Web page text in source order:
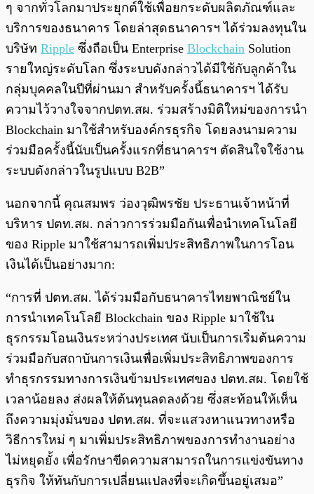
ๆ จากทั่วโลกมาประยุกต์ใช้เพื่อยกระดับผลิตภัณฑ์และ
บริการของธนาคาร โดยล่าสุดธนาคารฯ ได้ร่วมลงทุนใน
บริษัท Ripple ซึ่งถือเป็น Enterprise Blockchain Solution
รายใหญ่ระดับโลก ซึ่งระบบดังกล่าวได้มีใช้กับลูกค้าใน
กลุ่มบุคคลในปีที่ผ่านมา สำหรับครั้งนี้ธนาคารฯ ได้รับ
ความไว้วางใจจากปตท.สผ. ร่วมสร้างมิติใหม่ของการนำ
Blockchain มาใช้สำหรับองค์กรธุรกิจ โดยลงนามความ
ร่วมมือครั้งนี้นับเป็นครั้งแรกที่ธนาคารฯ ตัดสินใจใช้งาน
ระบบดังกล่าวในรูปแบบ B2B”
นอกจากนี้ คุณสมพร ว่องวุฒิพรชัย ประธานเจ้าหน้าที่
บริหาร ปตท.สผ. กล่าวการร่วมมือกันเพื่อนำเทคโนโลยี
ของ Ripple มาใช้สามารถเพิ่มประสิทธิภาพในการโอน
เงินได้เป็นอย่างมาก:
“การที่ ปตท.สผ. ได้ร่วมมือกับธนาคารไทยพาณิชย์ใน
การนำเทคโนโลยี Blockchain ของ Ripple มาใช้ใน
ธุรกรรมโอนเงินระหว่างประเทศ นับเป็นการเริ่มต้นความ
ร่วมมือกับสถาบันการเงินเพื่อเพิ่มประสิทธิภาพของการ
ทำธุรกรรมทางการเงินข้ามประเทศของ ปตท.สผ. โดยใช้
เวลาน้อยลง ส่งผลให้ต้นทุนลดลงด้วย ซึ่งสะท้อนให้เห็น
ถึงความมุ่งมั่นของ ปตท.สผ. ที่จะแสวงหาแนวทางหรือ
วิธีการใหม่ ๆ มาเพิ่มประสิทธิภาพของการทำงานอย่าง
ไม่หยุดยั้ง เพื่อรักษาขีดความสามารถในการแข่งขันทาง
ธุรกิจ ให้ทันกับการเปลี่ยนแปลงที่จะเกิดขึ้นอยู่เสมอ”